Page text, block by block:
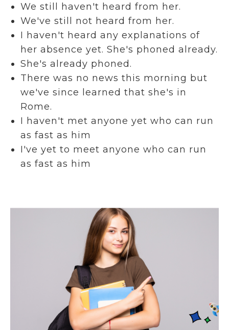
We still haven't heard from her.
We've still not heard from her.
I haven't heard any explanations of
her absence yet. She's phoned already.
She's already phoned.
There was no news this morning but
we've since learned that she's in
Rome.
I haven't met anyone yet who can run
as fast as him
I've yet to meet anyone who can run
as fast as him